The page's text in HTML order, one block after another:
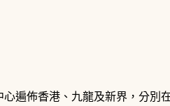
心遍佈香港、九龍及新界，分別